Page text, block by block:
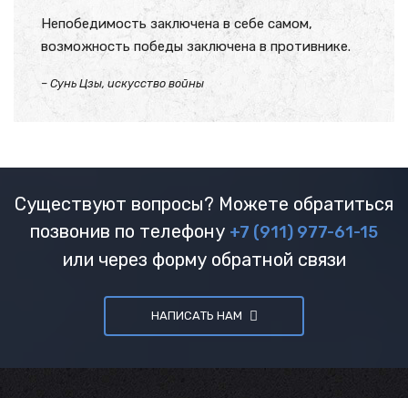
Непобедимость заключена в себе самом,
возможность победы заключена в противнике.
– Сунь Цзы, искусство войны
Существуют вопросы? Можете обратиться
позвонив по телефону +7 (911) 977-61-15
или через форму обратной связи
НАПИСАТЬ НАМ